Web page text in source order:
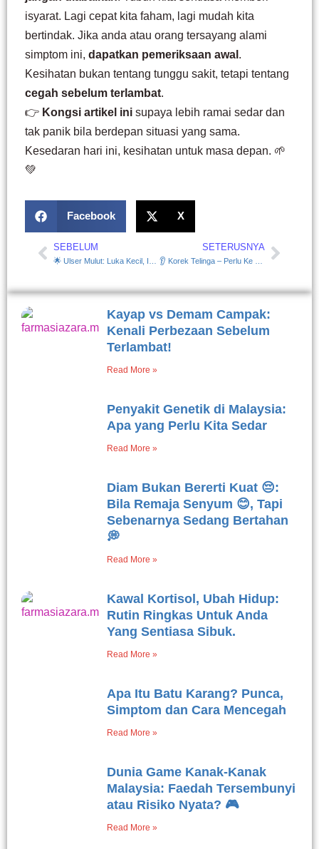
isyarat. Lagi cepat kita faham, lagi mudah kita
bertindak. Jika anda atau orang tersayang alami
simptom ini, dapatkan pemeriksaan awal.
Kesihatan bukan tentang tunggu sakit, tetapi tentang
cegah sebelum terlambat.
👉 Kongsi artikel ini supaya lebih ramai sedar dan
tak panik bila berdepan situasi yang sama.
Kesedaran hari ini, kesihatan untuk masa depan. 🌱
💚
Facebook X
Prev
SEBELUM SETERUSNYANext
Kayap vs Demam Campak:
Kenali Perbezaan Sebelum
Terlambat!
Read More »
Penyakit Genetik di Malaysia:
Apa yang Perlu Kita Sedar
Read More »
Diam Bukan Bererti Kuat 😔:
Bila Remaja Senyum 😊, Tapi
Sebenarnya Sedang Bertahan
💭
Read More »
Kawal Kortisol, Ubah Hidup:
Rutin Ringkas Untuk Anda
Yang Sentiasa Sibuk.
Read More »
Apa Itu Batu Karang? Punca,
Simptom dan Cara Mencegah
Read More »
Dunia Game Kanak-Kanak
Malaysia: Faedah Tersembunyi
atau Risiko Nyata? 🎮
Read More »